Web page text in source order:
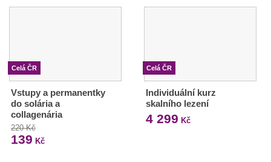
Celá ČR
Vstupy a permanentky
do solária a
collagenária
220 Kč
139 Kč
Celá ČR
Individuální kurz
skalního lezení
4 299 Kč